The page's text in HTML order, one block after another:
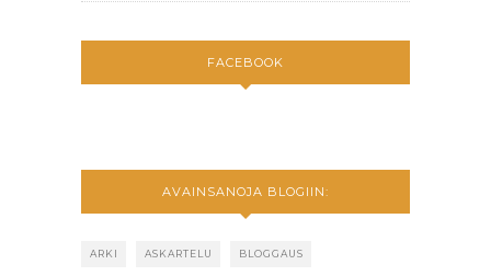
FACEBOOK
AVAINSANOJA BLOGIIN:
ARKI ASKARTELU BLOGGAUS